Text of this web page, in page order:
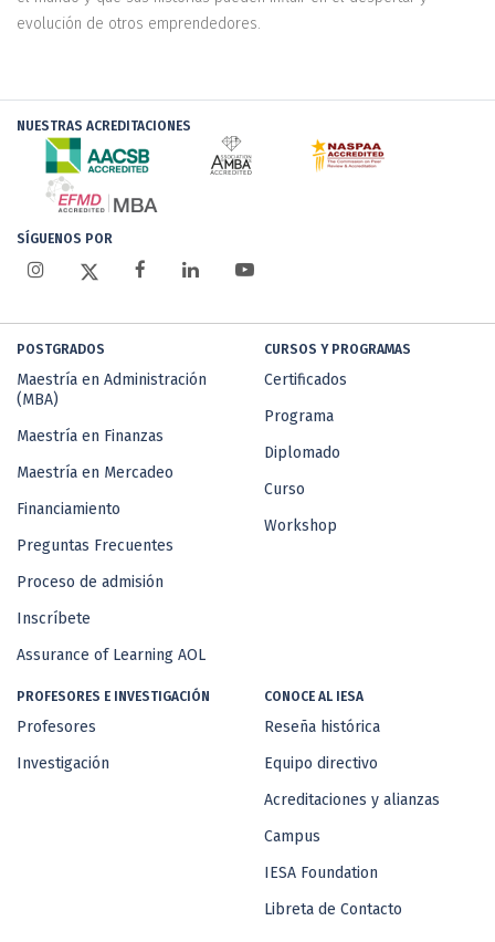
evolución de otros emprendedores.
NUESTRAS ACREDITACIONES
SÍGUENOS POR
POSTGRADOS
Maestría en Administración
(MBA)
Maestría en Finanzas
Maestría en Mercadeo
Financiamiento
Preguntas Frecuentes
Proceso de admisión
Inscríbete
Assurance of Learning AOL
CURSOS Y PROGRAMAS
Certificados
Programa
Diplomado
Curso
Workshop
PROFESORES E INVESTIGACIÓN
Profesores
Investigación
CONOCE AL IESA
Reseña histórica
Equipo directivo
Acreditaciones y alianzas
Campus
IESA Foundation
Libreta de Contacto